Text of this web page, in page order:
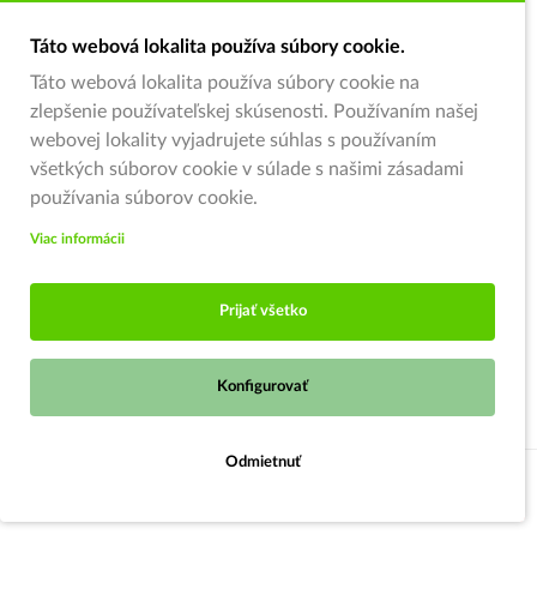
Táto webová lokalita používa súbory cookie.
Táto webová lokalita používa súbory cookie na
zlepšenie používateľskej skúsenosti. Používaním našej
webovej lokality vyjadrujete súhlas s používaním
všetkých súborov cookie v súlade s našimi zásadami
používania súborov cookie.
Viac informácii
Prijať všetko
Konfigurovať
Odmietnuť